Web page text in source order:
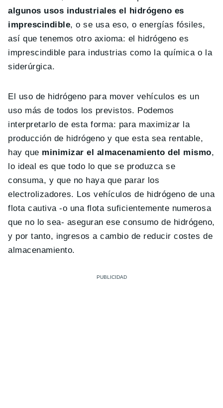
algunos usos industriales el hidrógeno es
imprescindible, o se usa eso, o energías fósiles,
así que tenemos otro axioma: el hidrógeno es
imprescindible para industrias como la química o la
siderúrgica.
El uso de hidrógeno para mover vehículos es un
uso más de todos los previstos. Podemos
interpretarlo de esta forma: para maximizar la
producción de hidrógeno y que esta sea rentable,
hay que minimizar el almacenamiento del mismo,
lo ideal es que todo lo que se produzca se
consuma, y que no haya que parar los
electrolizadores. Los vehículos de hidrógeno de una
flota cautiva -o una flota suficientemente numerosa
que no lo sea- aseguran ese consumo de hidrógeno,
y por tanto, ingresos a cambio de reducir costes de
almacenamiento.